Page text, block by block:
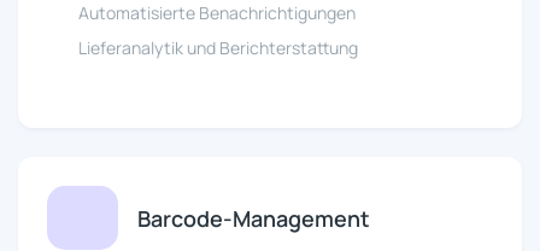
Automatisierte Benachrichtigungen
Lieferanalytik und Berichterstattung
Barcode-Management